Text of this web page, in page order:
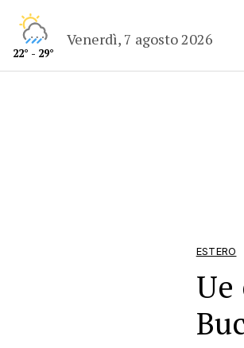
22° - 29°
Venerdì, 7 agosto 2026
ESTERO